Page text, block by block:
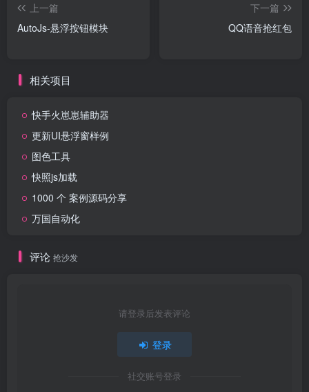
上一篇
AutoJs-悬浮按钮模块
下一篇
QQ语音抢红包
相关项目
快手火崽崽辅助器
更新UI悬浮窗样例
图色工具
快照js加载
1000 个 案例源码分享
万国自动化
评论 抢沙发
请登录后发表评论
登录
社交账号登录